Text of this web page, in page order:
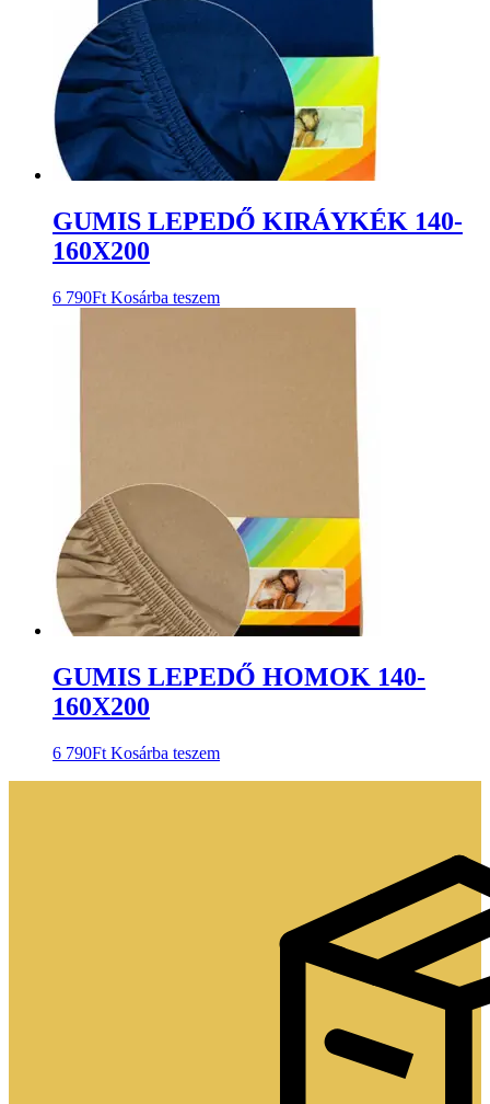
GUMIS LEPEDŐ KIRÁYKÉK 140-
160X200
6 790Ft Kosárba teszem
GUMIS LEPEDŐ HOMOK 140-
160X200
6 790Ft Kosárba teszem